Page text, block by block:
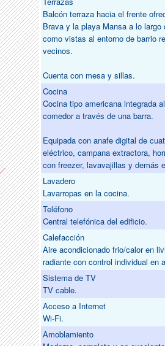
Balcón terraza hacia el frente
Brava y la playa Mansa a lo
como vistas al entorno de barrio
vecinos.
Cuenta con mesa y sillas.
Cocina
Cocina tipo americana integrada
comedor a través de una barra.
Equipada con anafe digital de
eléctrico, campana extractora,
con freezer, lavavajillas y demás
Lavadero
Lavarropas en la cocina.
Teléfono
Central telefónica del edificio.
Calefacción
Aire acondicionado frio/calor en
radiante con control individual en
Sistema de TV
TV cable.
Acceso a Internet
Wi-Fi.
Amoblamiento